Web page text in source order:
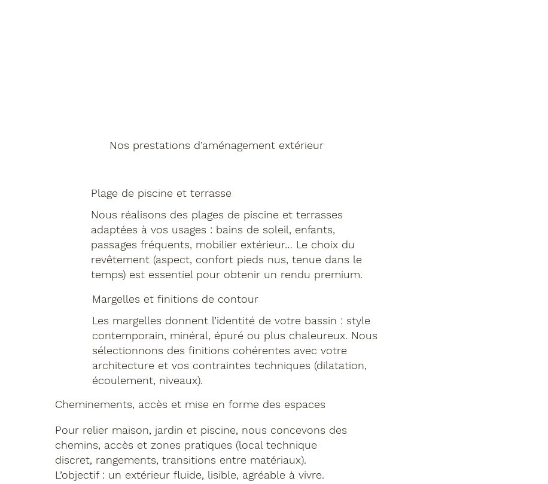
Nos prestations d’aménagement extérieur
Plage de piscine et terrasse
Nous réalisons des plages de piscine et terrasses
adaptées à vos usages : bains de soleil, enfants,
passages fréquents, mobilier extérieur… Le choix du
revêtement (aspect, confort pieds nus, tenue dans le
temps) est essentiel pour obtenir un rendu premium.
Margelles et finitions de contour
Les margelles donnent l’identité de votre bassin : style
contemporain, minéral, épuré ou plus chaleureux. Nous
sélectionnons des finitions cohérentes avec votre
architecture et vos contraintes techniques (dilatation,
écoulement, niveaux).
Cheminements, accès et mise en forme des espaces
Pour relier maison, jardin et piscine, nous concevons des
chemins, accès et zones pratiques (local technique
discret, rangements, transitions entre matériaux).
L’objectif : un extérieur fluide, lisible, agréable à vivre.